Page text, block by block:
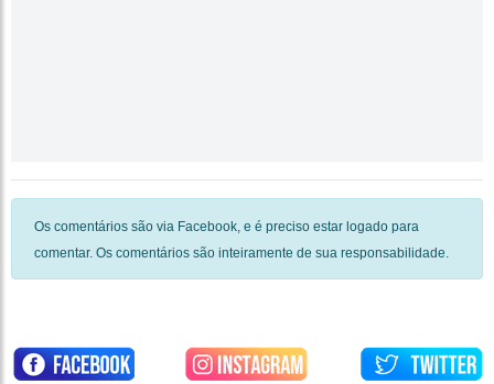
Os comentários são via Facebook, e é preciso estar logado para
comentar. Os comentários são inteiramente de sua responsabilidade.